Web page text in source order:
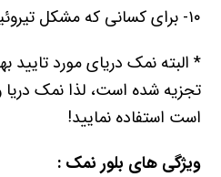
۱۰- برای کسانی که مشکل تیروئید دارند مفید است.
* البته نمک دریای مورد
تجزیه شده است، لذا نمک
است استفاده نمایید!
ویژگی های بلور نمک :